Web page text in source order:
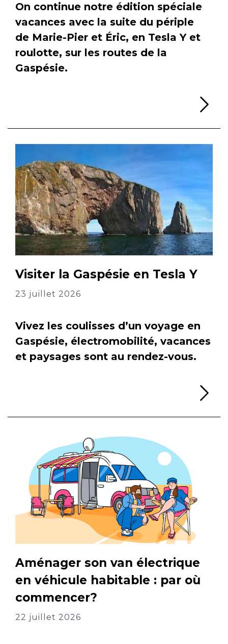
On continue notre édition spéciale
vacances avec la suite du périple
de Marie-Pier et Éric, en Tesla Y et
roulotte, sur les routes de la
Gaspésie.
Visiter la Gaspésie en Tesla Y
23 juillet 2026
Vivez les coulisses d’un voyage en
Gaspésie, électromobilité, vacances
et paysages sont au rendez-vous.
Aménager son van électrique
en véhicule habitable : par où
commencer?
22 juillet 2026